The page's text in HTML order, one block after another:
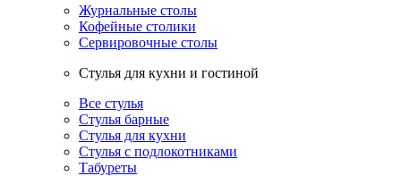
Журнальные столы
Кофейные столики
Сервировочные столы
Стулья для кухни и гостиной
Все стулья
Стулья барные
Стулья для кухни
Стулья с подлокотниками
Табуреты